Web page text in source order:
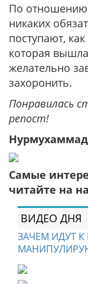
По отношению
никаких
поступают,
которая
желательно
захоронить.
Понравилась
репост!
Самые
читайте на
ВИДЕО ДНЯ
ЗАЧЕМ ИДУТ